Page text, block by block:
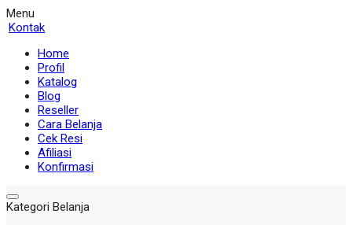
Menu
Kontak
Home
Profil
Katalog
Blog
Reseller
Cara Belanja
Cek Resi
Afiliasi
Konfirmasi
Kategori Belanja